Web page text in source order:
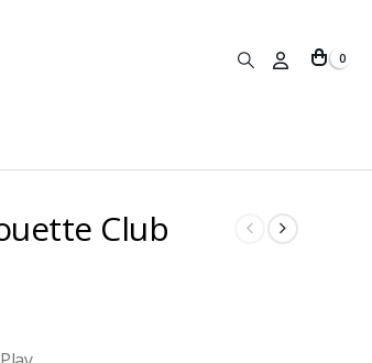
0
Club